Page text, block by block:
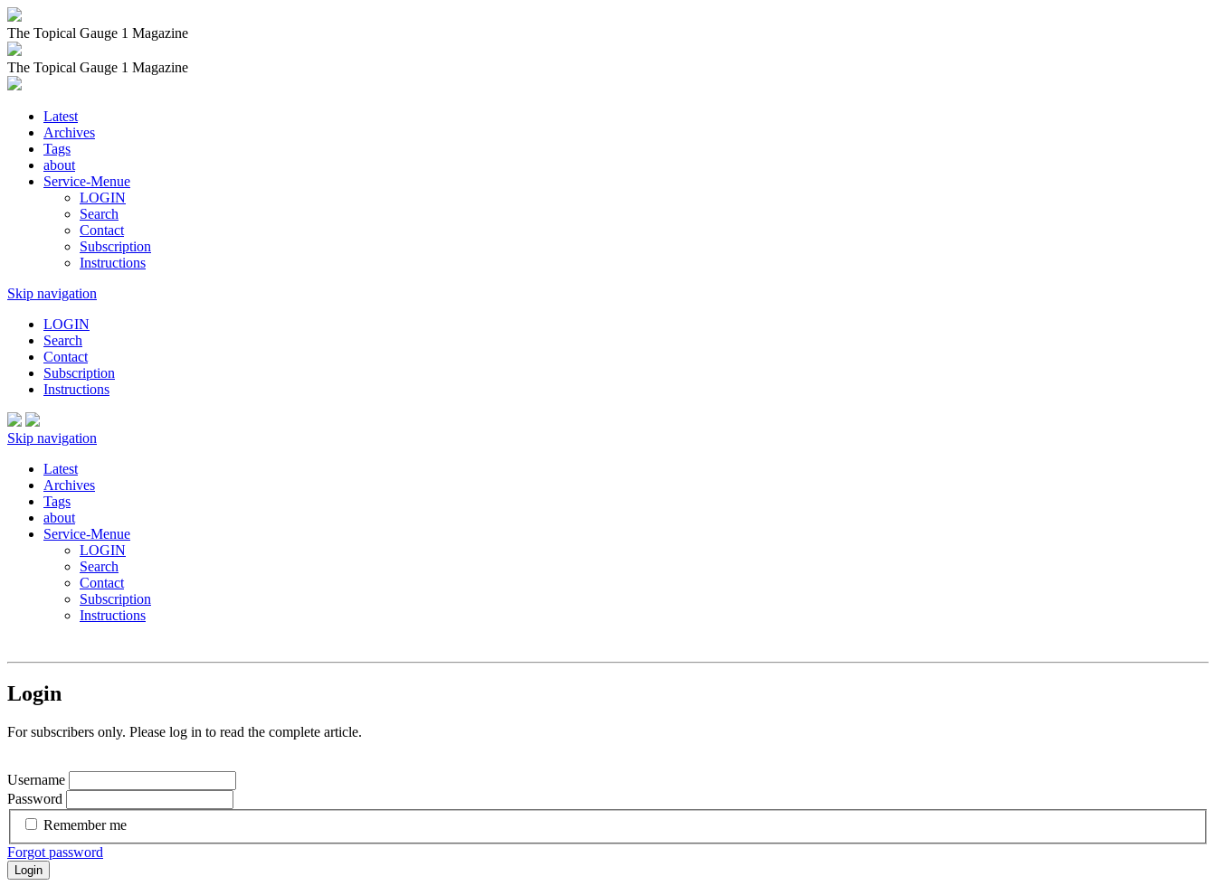
The Topical Gauge 1 Magazine
The Topical Gauge 1 Magazine
Latest
Archives
Tags
about
Service-Menue
LOGIN
Search
Contact
Subscription
Instructions
Skip navigation
LOGIN
Search
Contact
Subscription
Instructions
Skip navigation
Latest
Archives
Tags
about
Service-Menue
LOGIN
Search
Contact
Subscription
Instructions
Login
For subscribers only. Please log in to read the complete article.
Username
Password
Remember me
Forgot password
Login